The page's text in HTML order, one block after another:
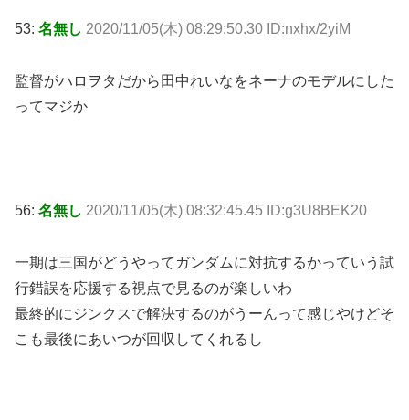
53: 名無し 2020/11/05(木) 08:29:50.30 ID:nxhx/2yiM
監督がハロヲタだから田中れいなをネーナのモデルにした
ってマジか
56: 名無し 2020/11/05(木) 08:32:45.45 ID:g3U8BEK20
一期は三国がどうやってガンダムに対抗するかっていう試
行錯誤を応援する視点で見るのが楽しいわ
最終的にジンクスで解決するのがうーんって感じやけどそ
こも最後にあいつが回収してくれるし